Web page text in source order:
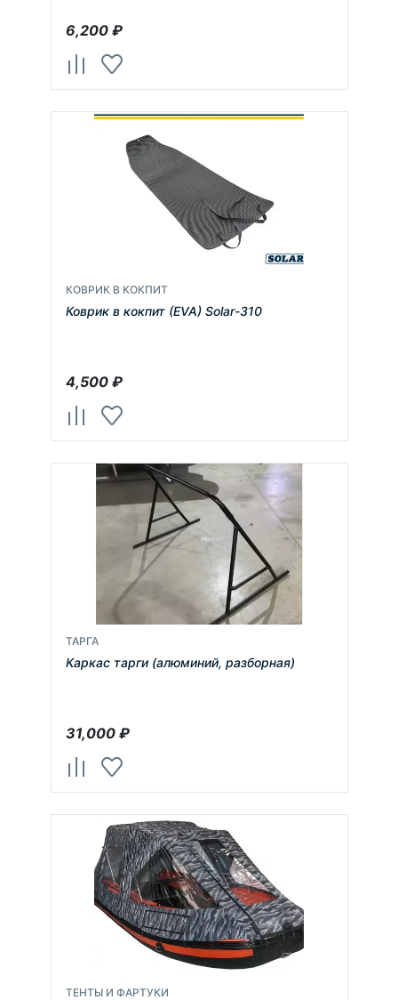
6,200₽
КОВРИК В КОКПИТ
Коврик в кокпит (EVA) Solar-310
4,500₽
ТАРГА
Каркас тарги (алюминий, разборная)
31,000₽
ТЕНТЫ И ФАРТУКИ